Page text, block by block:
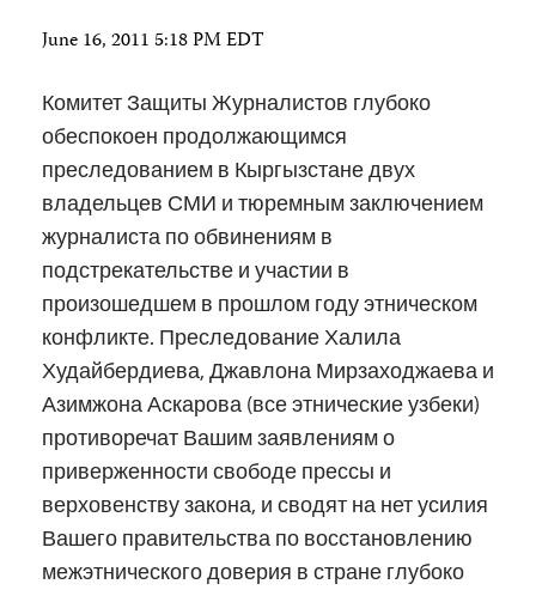
June 16, 2011 5:18 PM EDT
Комитет Защиты Журналистов глубоко
обеспокоен продолжающимся
преследованием в Кыргызстане двух
владельцев СМИ и тюремным заключением
журналиста по обвинениям в
подстрекательстве и участии в
произошедшем в прошлом году этническом
конфликте. Преследование Халила
Худайбердиева, Джавлона Мирзаходжаева и
Азимжона Аскарова (все этнические узбеки)
противоречат Вашим заявлениям о
приверженности свободе прессы и
верховенству закона, и сводят на нет усилия
Вашего правительства по восстановлению
межэтнического доверия в стране глубоко